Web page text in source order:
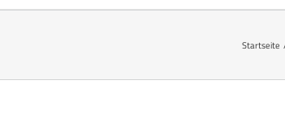
Startseite